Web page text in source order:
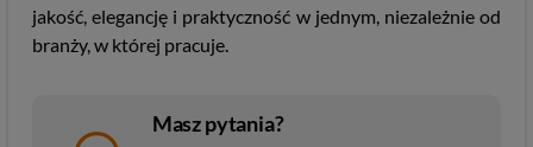
jakość, elegancję i praktyczność w jednym, niezależnie od
branży, w której pracuje.
Masz pytania?